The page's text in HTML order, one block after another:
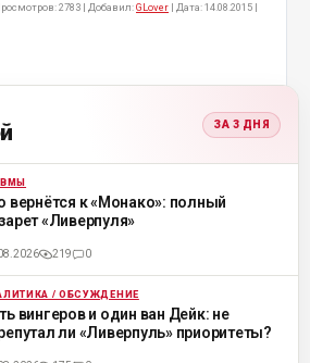
2783 | Добавил:GLover | Дата:14.08.2015 |
ЗА 3 ДНЯ
вернётся к «Монако»: полный
«Ливерпуля»
219 0
/ ОБСУЖДЕНИЕ
вингеров и один ван Дейк: не
ли «Ливерпуль» приоритеты?